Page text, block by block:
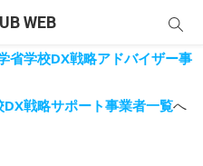
WEB
省学校DX戦略アドバイザー事
DX戦略サポート事業者一覧へ